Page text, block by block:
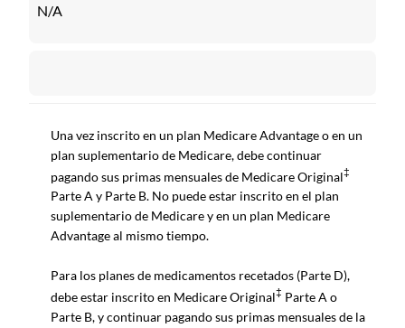
N/A
Una vez inscrito en un plan Medicare Advantage o en un
plan suplementario de Medicare, debe continuar
pagando sus primas mensuales de Medicare Original‡
Parte A y Parte B. No puede estar inscrito en el plan
suplementario de Medicare y en un plan Medicare
Advantage al mismo tiempo.
Para los planes de medicamentos recetados (Parte D),
debe estar inscrito en Medicare Original‡ Parte A o
Parte B, y continuar pagando sus primas mensuales de la